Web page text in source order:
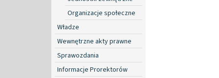
Organizacje społeczne
Władze
Wewnętrzne akty prawne
Sprawozdania
Informacje Prorektorów